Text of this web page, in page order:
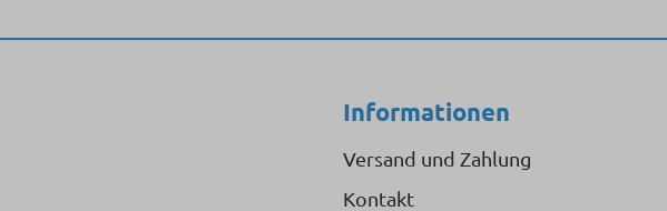
Informationen
Versand und Zahlung
Kontakt